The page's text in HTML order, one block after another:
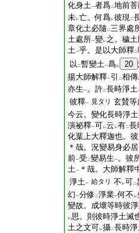
化身土一者爲二地前
未レ亡。何爲レ彼現二
章化土必隨 二三界處
土處所一變レ之。穢
土一乎。是以大師釋二
以 二暫變土一爲レ 20
揚大師解釋一引 二相
亦生一。許二長時淨土
彼釋一 見タリ 玄賛等
今云。變化長時淨
演祕釋一可レ云 レ有二長
化葉上大釋迦也。
＊哉。況變易身必居
前一受 二變易生一。彼
土一
＊哉。大師解釋
淨土一 給タリ 不 レ可二
幻一分修 二淨業一何不 レ
變故。成壞等時彼
レ思。則彼時淨土滅
土之文可レ攝二長時